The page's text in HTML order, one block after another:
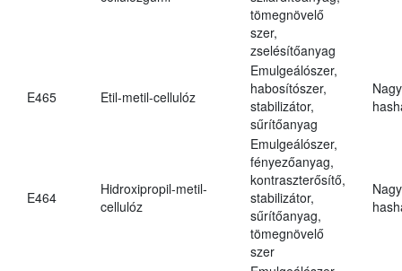
tömegnövelő
szer,
zselésítőanyag
E465 Etil-metil-cellulóz
Emulgeálószer,
habosítószer,
stabilizátor,
sűrítőanyag
E464
Hidroxipropil-metil-
cellulóz
Emulgeálószer,
fényezőanyag,
kontraszterősítő,
stabilizátor,
sűrítőanyag,
tömegnövelő
szer